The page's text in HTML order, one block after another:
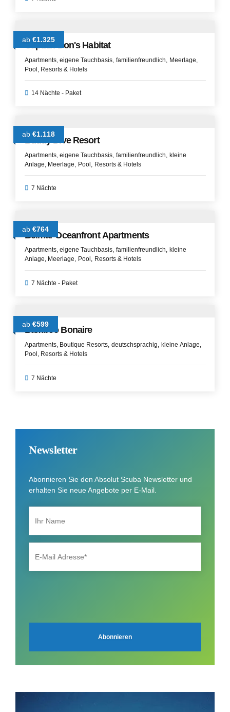
ab €1.325
Captain Don's Habitat
Apartments eigene Tauchbasis familienfreundlich
Meerlage
Pool
Resorts & Hotels
14 Nächte - Paket
ab €1.118
Buddy Dive Resort
Apartments eigene Tauchbasis familienfreundlich kleine
Anlage Meerlage Pool Resorts & Hotels
7 Nächte
ab €764
Belmar Oceanfront Apartments
Apartments eigene Tauchbasis familienfreundlich
kleine
Anlage
Meerlage Pool Resorts & Hotels
7 Nächte - Paket
ab €599
Bamboo Bonaire
Apartments Boutique Resorts deutschsprachig
kleine Anlage
Pool
Resorts & Hotels
7 Nächte
Newsletter
Abonnieren Sie den Absolut Scuba Newsletter und
erhalten Sie neue Angebote per E-Mail.